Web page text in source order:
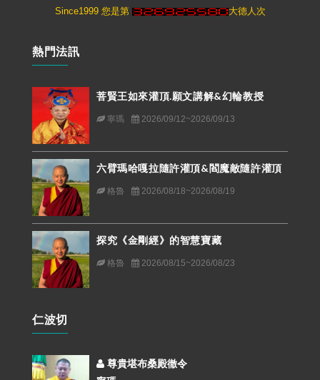
Since1999 您是第 大德人次
熱門法訊
菩賢王如來灌頂.願文講解&幻輪教授
寧瑪 2026/09/12~2026/09/13
六臂瑪哈嘎拉隨許灌頂&閻魔敵隨許灌頂
格魯 2026/08/18~2026/08/19
探究《金剛經》的智慧寶藏
格魯 2026/08/15~2026/08/23
仁波切
尊貴堪布桑殿徹令